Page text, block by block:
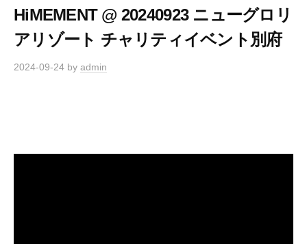
HiMEMENT @ 20240923 ニューグロリ
アリゾート チャリティイベント別府
2024-09-24 by admin